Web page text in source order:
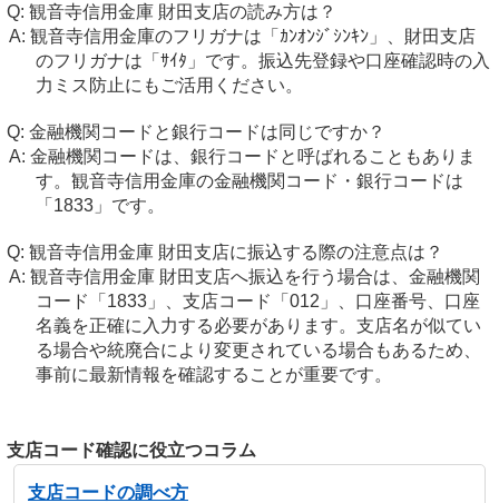
観音寺信用金庫 財田支店の読み方は？
観音寺信用金庫のフリガナは「ｶﾝｵﾝｼﾞｼﾝｷﾝ」、財田支店
のフリガナは「ｻｲﾀ」です。振込先登録や口座確認時の入
力ミス防止にもご活用ください。
金融機関コードと銀行コードは同じですか？
金融機関コードは、銀行コードと呼ばれることもありま
す。観音寺信用金庫の金融機関コード・銀行コードは
「1833」です。
観音寺信用金庫 財田支店に振込する際の注意点は？
観音寺信用金庫 財田支店へ振込を行う場合は、金融機関
コード「1833」、支店コード「012」、口座番号、口座
名義を正確に入力する必要があります。支店名が似てい
る場合や統廃合により変更されている場合もあるため、
事前に最新情報を確認することが重要です。
支店コード確認に役立つコラム
支店コードの調べ方